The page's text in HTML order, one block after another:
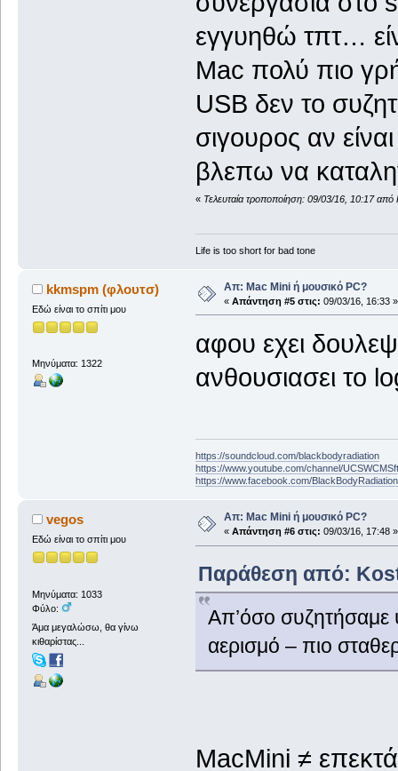
εγγυηθώ τπτ…
Mac πολύ πιο
USB δεν το
σιγουρος αν
βλεπω να
« Τελευταία τροποποίηση: 09/03/16, 10:17
Life is too short for bad tone
kkmspm (φλουτσ)
Εδώ είναι το σπίτι μου
Μηνύματα: 1322
Απ: Mac Mini ή μουσικό PC?
« Απάντηση #5 στις: 09/03/16, 16:33 »
αφου εχει
ανθουσιασει το
https://soundcloud.com/blackbodyradiation
https://www.youtube.com/channel/
https://www.facebook.com/
vegos
Εδώ είναι το σπίτι μου
Μηνύματα: 1033
Φύλο:
Άμα μεγαλώσω, θα γίνω
κιθαρίστας...
Απ: Mac Mini ή μουσικό PC?
« Απάντηση #6 στις: 09/03/16, 17:48 »
Παράθεση από:
Απ’όσο συζητήσαμε
αερισμό – πιο
MacMini ≠